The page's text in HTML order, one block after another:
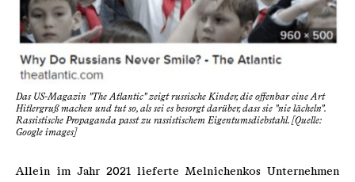
Das US-Magazin "The Atlantic" zeigt russische Kinder, die offenbar eine Art
Hitlergruß machen und tut so, als sei es besorgt darüber, dass sie "nie lächeln".
Rassistische Propaganda passt zu rassistischem Eigentumsdiebstahl. [Quelle:
Google images]
Allein im Jahr 2021 lieferte Melnichenkos Unternehmen